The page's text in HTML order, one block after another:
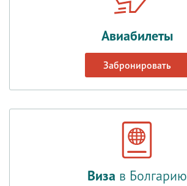
Авиабилеты
Забронировать
Виза в Болгарию